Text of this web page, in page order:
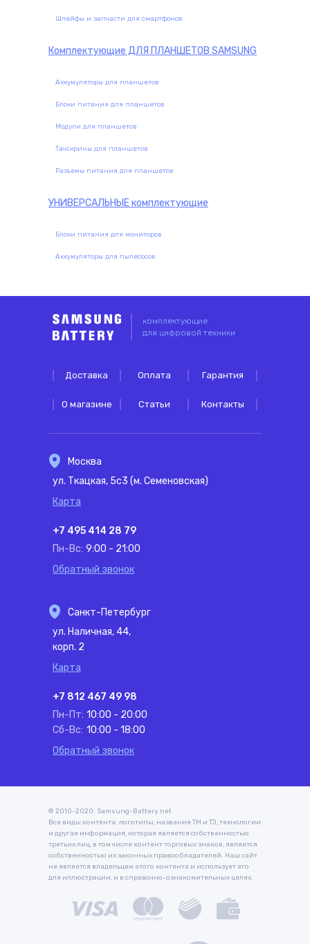
Шлейфы и запчасти для смартфонов
Комплектующие ДЛЯ ПЛАНШЕТОВ SAMSUNG
Аккумуляторы для планшетов
Блоки питания для планшетов
Модули для планшетов
Тачскрины для планшетов
Разъемы питания для планшетов
УНИВЕРСАЛЬНЫЕкомплектующие
Блоки питания для мониторов
Аккумуляторы для пылесосов
комплектующие
для цифровой техники
Доставка Оплата Гарантия
О магазине Статьи Контакты
Москва
ул. Ткацкая, 5с3 (м. Семеновская)
Карта
+7 495 414 28 79
Пн-Вс: 9:00 - 21:00
Обратный звонок
Санкт-Петербург
ул. Наличная, 44,
корп. 2
Карта
+7 812 467 49 98
Пн-Пт: 10:00 - 20:00
Сб-Вс: 10:00 - 18:00
Обратный звонок
© 2010-2020. Samsung-Battery.net
Все виды контента: логотипы, названия ТМ и ТЗ, технологии
и другая информация, которая является собственностью
третьих лиц, в том числе контент торговых знаков, является
собственностью их законных правообладателей. Наш сайт
не является владельцем этого контента и использует его
для иллюстрации, и в справочно-ознакомительных целях.